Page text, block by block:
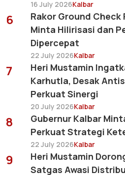
16 July 2026Kalbar
6
Rakor Ground Check
Minta Hilirisasi dan
Dipercepat
22 July 2026Kalbar
7
Heri Mustamin
Karhutla, Desak
Perkuat Sinergi
20 July 2026Kalbar
8
Gubernur Kalbar
Perkuat Strategi
22 July 2026Kalbar
9
Heri Mustamin
Satgas Awasi